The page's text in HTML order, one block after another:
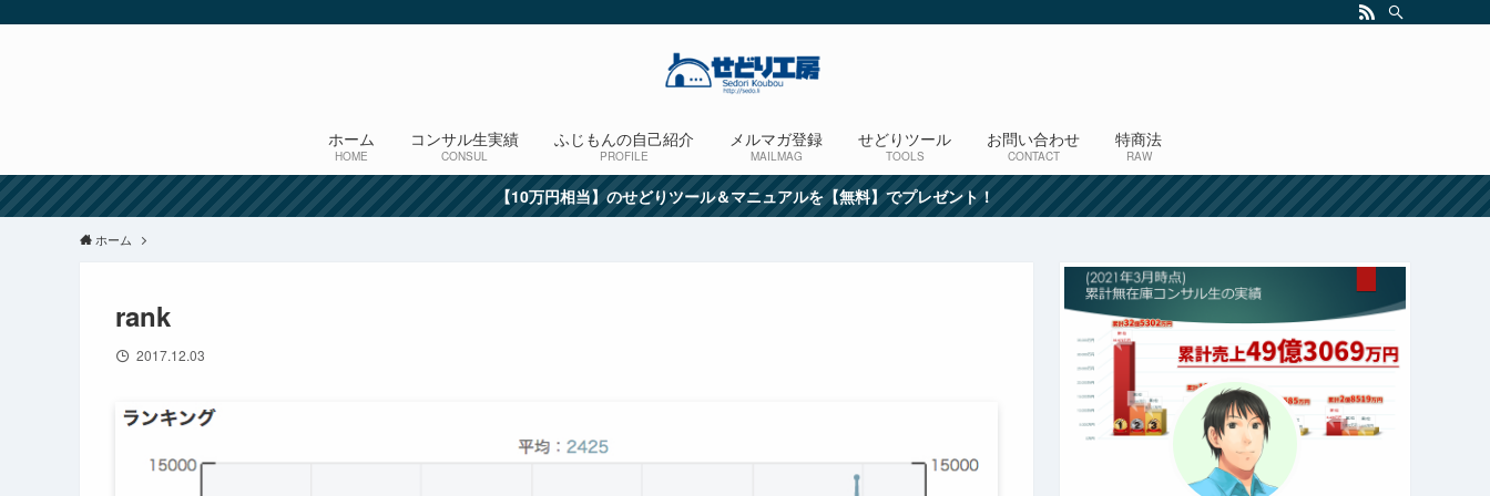
ホーム
HOME
コンサル生実績
CONSUL
ふじもんの自己紹介
PROFILE
メルマガ登録
MAILMAG
せどりツール
TOOLS
お問い合わせ
CONTACT
特商法
RAW
【10万円相当】のせどりツール＆マニュアルを【無料】でプレゼント！
ホーム
rank
2017.12.03